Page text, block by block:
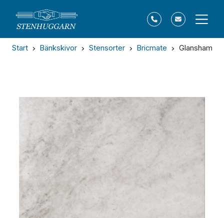
Start Bänkskivor Stensorter Bricmate